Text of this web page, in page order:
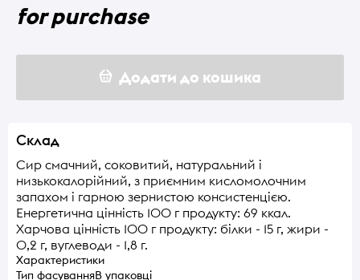
for purchase
Додати до кошика
Склад
Сир смачний, соковитий, натуральний і
низькокалорійний, з приємним кисломолочним
запахом і гарною зернистою консистенцією.
Енергетична цінність 100 г продукту: 69 ккал.
Харчова цінність 100 г продукту: білки - 15 г, жири -
0,2 г, вуглеводи - 1,8 г.
Характеристики
Тип фасуванняВ упаковці